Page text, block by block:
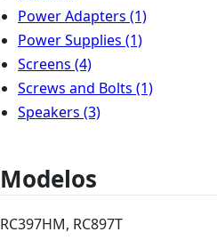
Power Adapters (1)
Power Supplies (1)
Screens (4)
Screws and Bolts (1)
Speakers (3)
Modelos
RC397HM, RC897T